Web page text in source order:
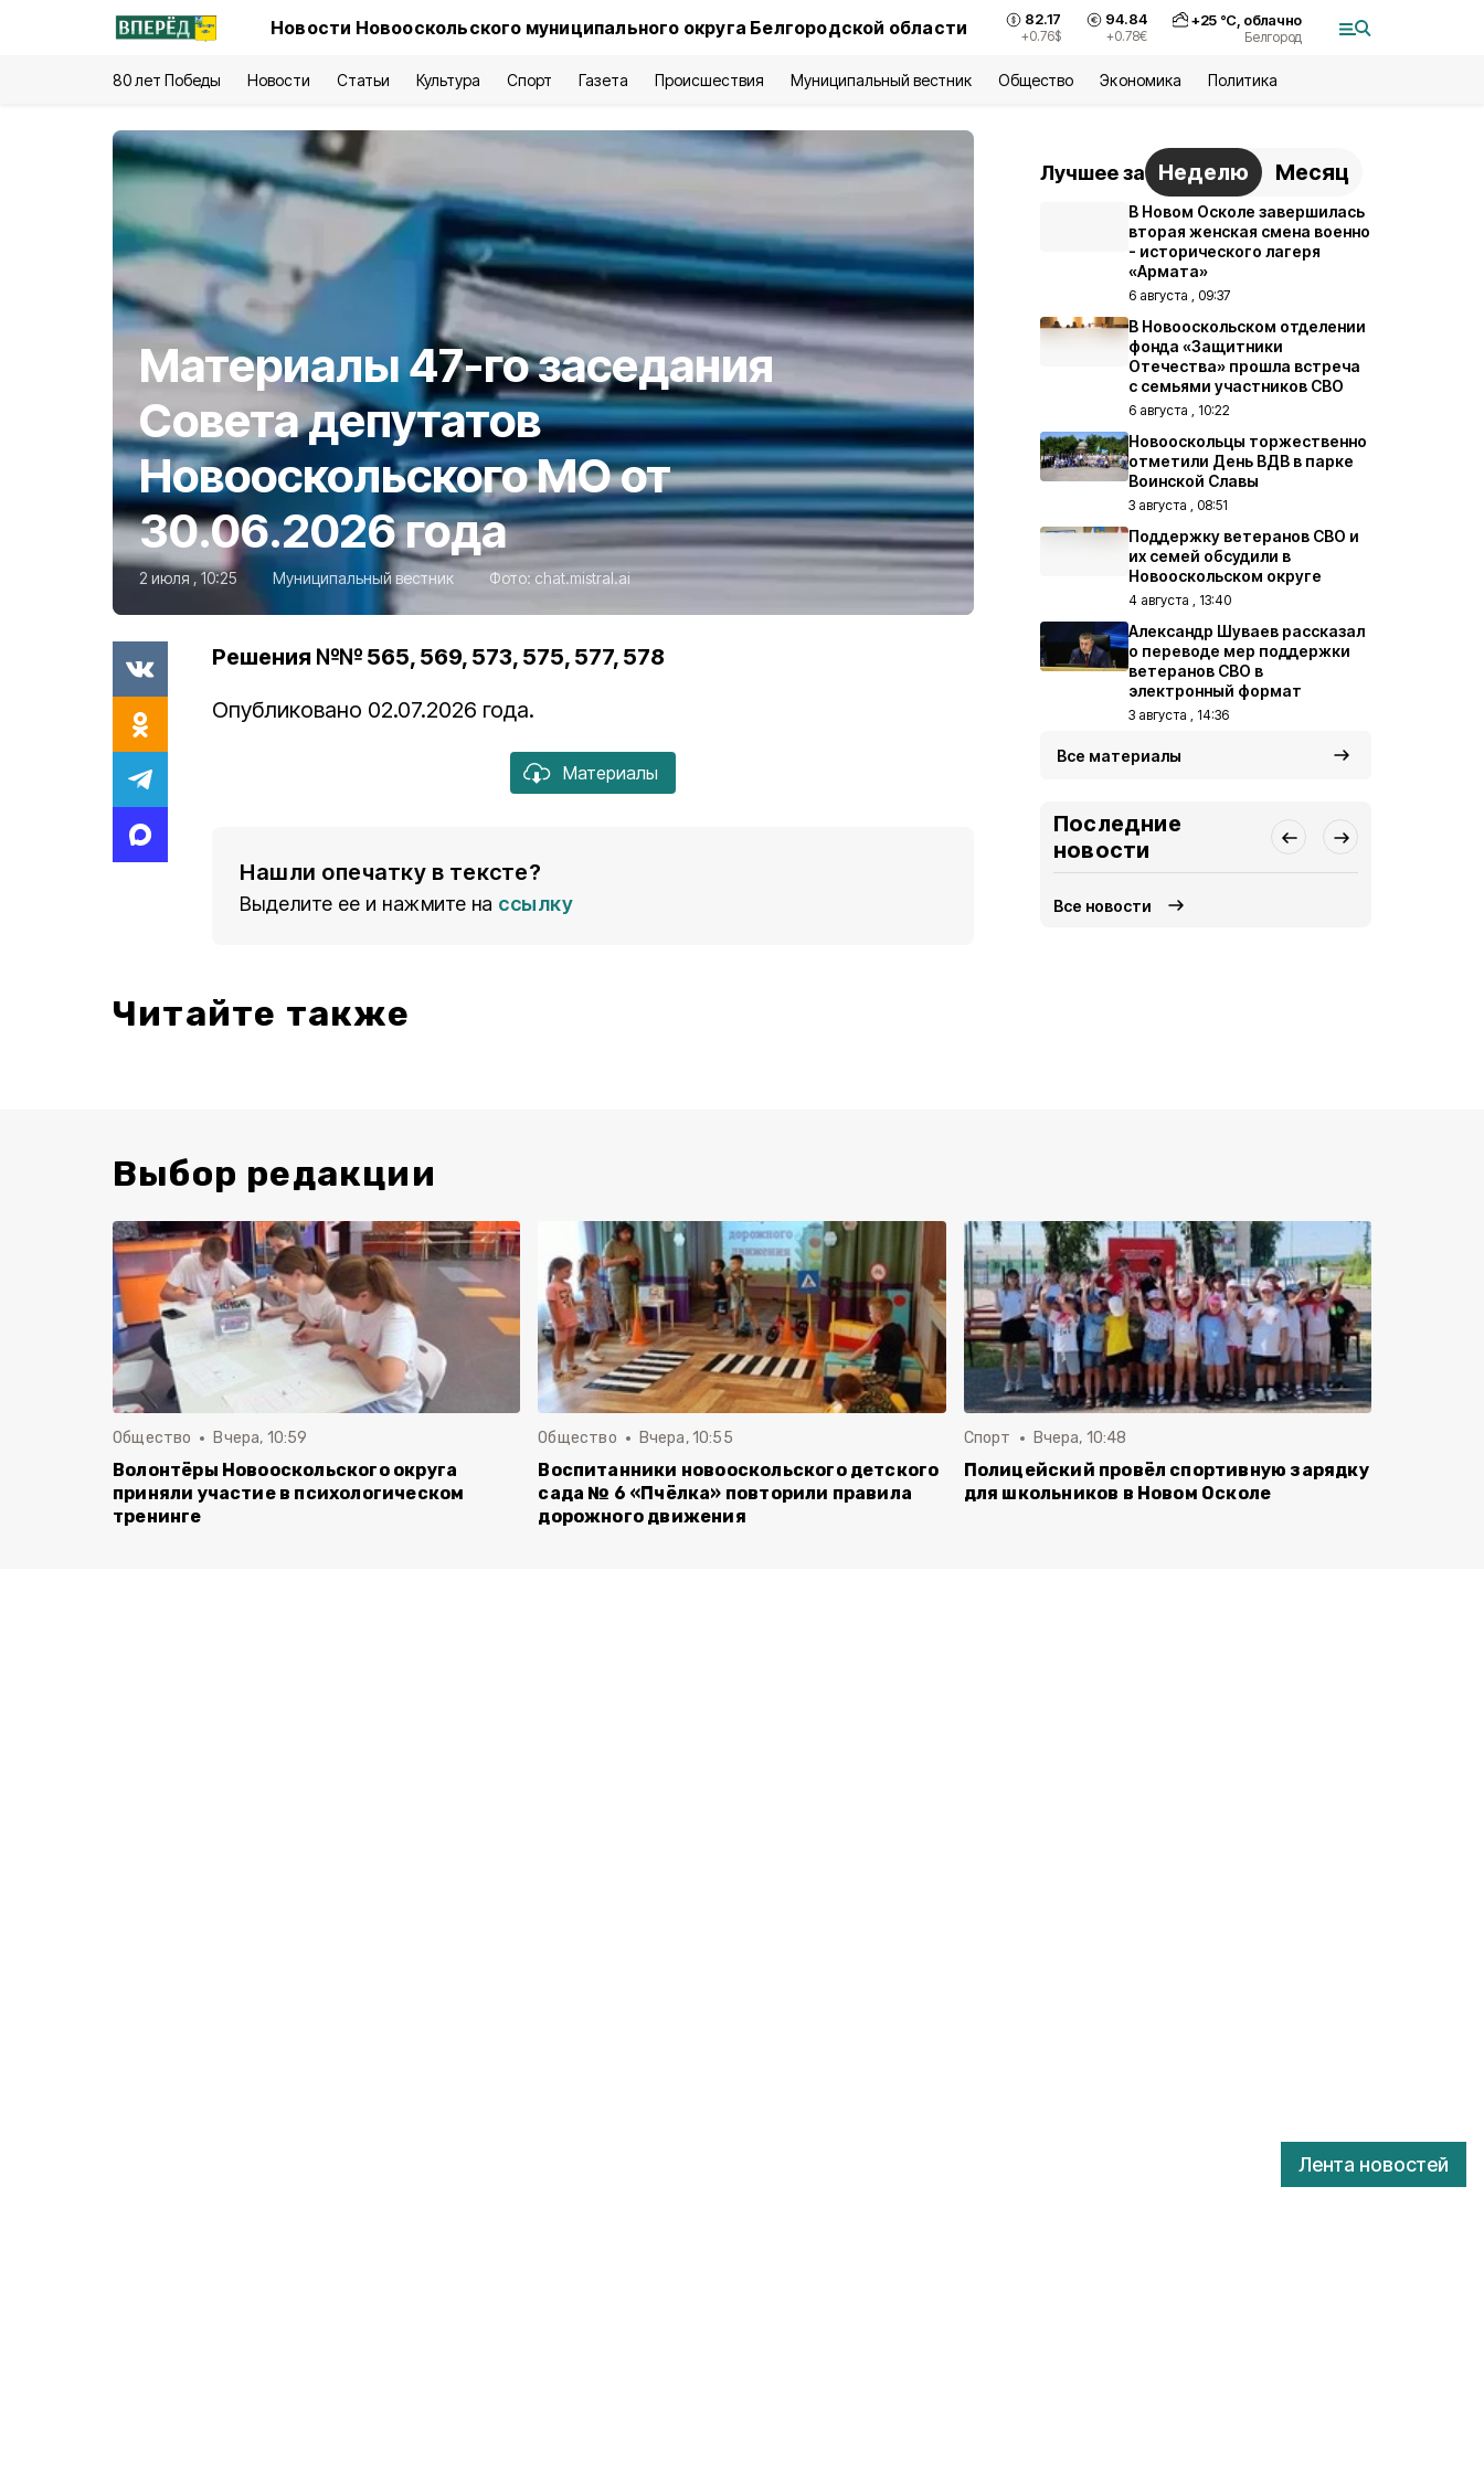
Новости Новооскольского муниципального округа Белгородской области 82.17
+0.76$
94.84
+0.78€
+25°С, облачно
Белгород
80 лет Победы Новости Статьи Культура Спорт Газета Происшествия Муниципальный вестник Общество Экономика Политика
Лента новостей
Материалы 47-го заседания
Совета депутатов
Новооскольского МО от
30.06.2026 года
2 июля , 10:25 Муниципальный вестник Фото: chat.mistral.ai
Решения №№ 565, 569, 573, 575, 577, 578
Опубликовано 02.07.2026 года.
Материалы
Нашли опечатку в тексте?
Выделите ее и нажмите на ссылку
Читайте также
Лучшее за Неделю Месяц
В Новом Осколе завершилась
вторая женская смена военно
- исторического лагеря
«Армата»
6 августа , 09:37
В Новооскольском отделении
фонда «Защитники
Отечества» прошла встреча
с семьями участников СВО
6 августа , 10:22
Новооскольцы торжественно
отметили День ВДВ в парке
Воинской Славы
3 августа , 08:51
Поддержку ветеранов СВО и
их семей обсудили в
Новооскольском округе
4 августа , 13:40
Александр Шуваев рассказал
о переводе мер поддержки
ветеранов СВО в
электронный формат
3 августа , 14:36
Все материалы
Последние
новости
Все новости
Выбор редакции
Общество Вчера, 10:59
Волонтёры Новооскольского округа
приняли участие в психологическом
тренинге
Общество Вчера, 10:55
Воспитанники новооскольского детского
сада № 6 «Пчёлка» повторили правила
дорожного движения
Спорт Вчера, 10:48
Полицейский провёл спортивную зарядку
для школьников в Новом Осколе